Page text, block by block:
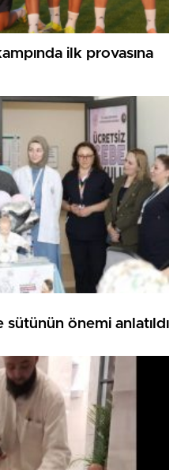
ilk provasına
sütünün önemi anlatıldı